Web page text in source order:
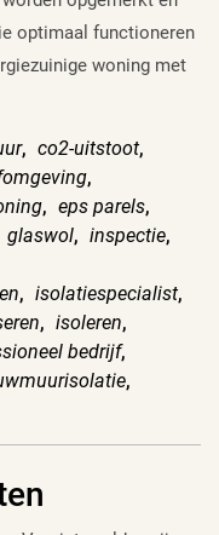
optimaal functioneren
woning met
, co2-uitstoot,
,
, eps parels,
glaswol, inspectie,
, isolatiespecialist,
, isoleren,
bedrijf,
,